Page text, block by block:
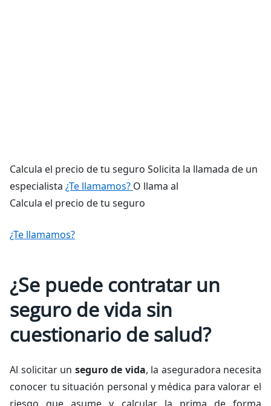
Calcula el precio de tu seguro Solicita la llamada de un
especialista ¿Te llamamos? O llama al
Calcula el precio de tu seguro
¿Te llamamos?
¿Se puede contratar un
seguro de vida sin
cuestionario de salud?
Al solicitar un seguro de vida, la aseguradora necesita
conocer tu situación personal y médica para valorar el